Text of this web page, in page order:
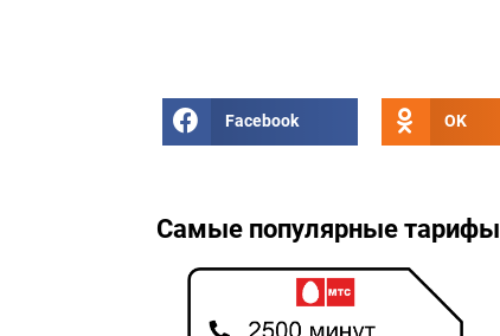
Facebook OK
Самые популярные тарифы